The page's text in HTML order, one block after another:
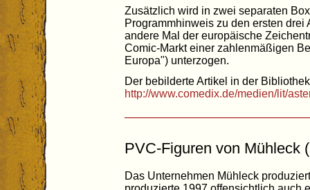
Zusätzlich wird in zwei separaten
Programmhinweis zu den ersten
andere Mal der europäische
Comic-Markt einer zahlenmäßigen
Europa") unterzogen.
Der bebilderte Artikel in der
http://www.comedix.de/medien/lit/
PVC-Figuren von Mühleck
Das Unternehmen Mühleck